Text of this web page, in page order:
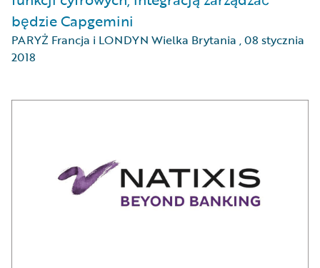
będzie Capgemini
PARYŻ Francja i LONDYN Wielka Brytania ,08 stycznia
2018